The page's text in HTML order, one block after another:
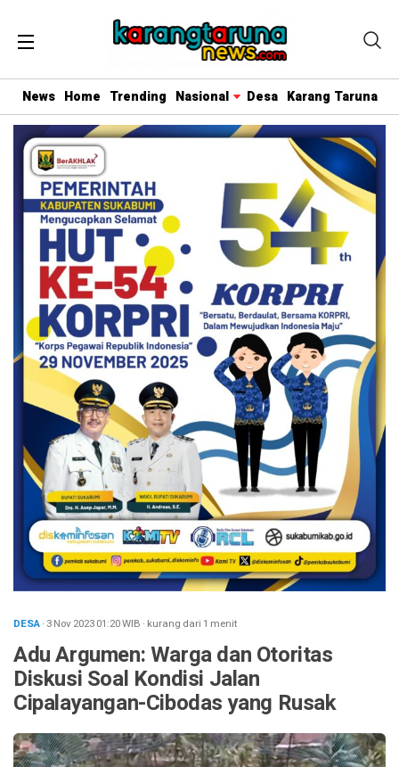
News Home Trending Nasional Desa Karang Taruna
DESA· 3 Nov 202301:20WIB · kurang dari 1 menit
Adu Argumen: Warga dan Otoritas
Diskusi Soal Kondisi Jalan
Cipalayangan-Cibodas yang Rusak